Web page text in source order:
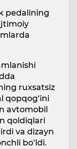
pedalining
ruxsatsiz
qopqog‘ini
avtomobil
qoldiqlari
va dizayn
bo‘ldi.